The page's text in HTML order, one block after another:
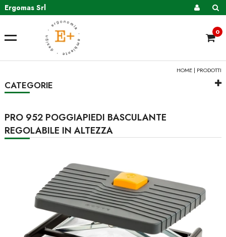
Ergomas Srl
0
HOME | PRODOTTI
CATEGORIE
PRO 952 POGGIAPIEDI BASCULANTE
REGOLABILE IN ALTEZZA